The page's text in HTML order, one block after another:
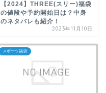
【2024】THREE(スリー)福袋
の値段や予約開始日は？中身
のネタバレも紹介！
2023年11月10日
スポーツ福袋